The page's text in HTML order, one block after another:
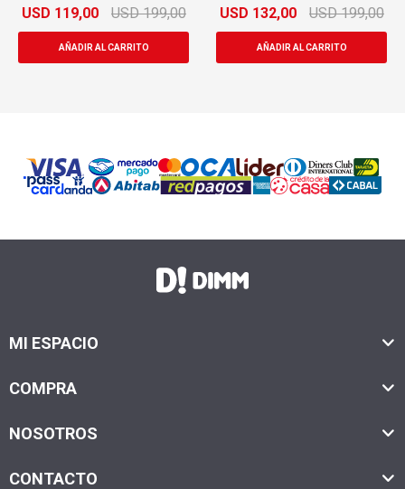
USD 119,00 USD 199,00 USD 132,00 USD 199,00
MI ESPACIO
COMPRA
NOSOTROS
CONTACTO